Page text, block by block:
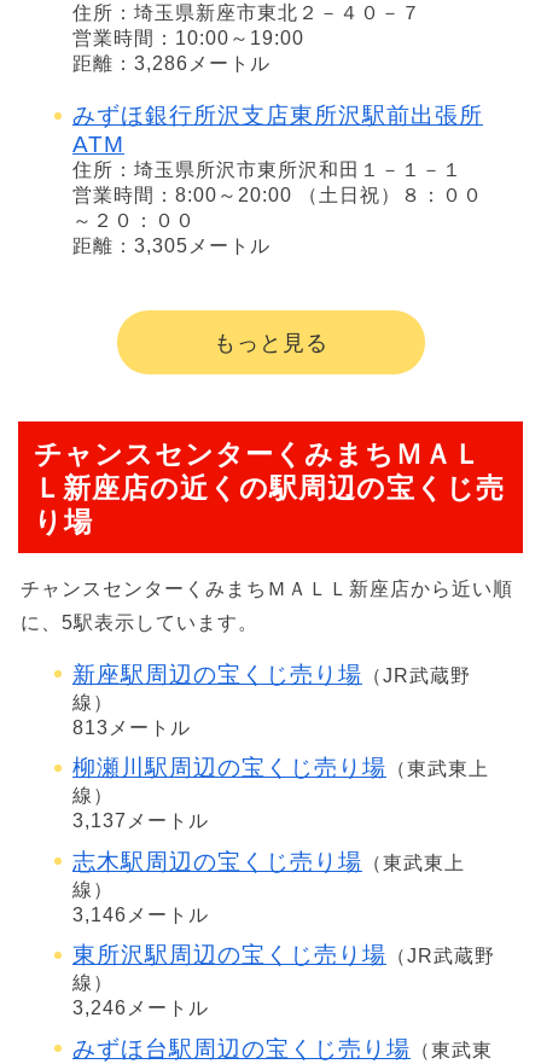
住所：埼玉県新座市東北２－４０－７
営業時間：10:00～19:00
距離：3,286メートル
みずほ銀行所沢支店東所沢駅前出張所
ATM
住所：埼玉県所沢市東所沢和田１－１－１
営業時間：8:00～20:00 （土日祝）８：００
～２０：００
距離：3,305メートル
もっと見る
チャンスセンターくみまちＭＡＬ
Ｌ新座店の近くの駅周辺の宝くじ売
り場
チャンスセンターくみまちＭＡＬＬ新座店から近い順
に、5駅表示しています。
新座駅周辺の宝くじ売り場 （JR武蔵野
線）
813メートル
柳瀬川駅周辺の宝くじ売り場 （東武東上
線）
3,137メートル
志木駅周辺の宝くじ売り場 （東武東上
線）
3,146メートル
東所沢駅周辺の宝くじ売り場 （JR武蔵野
線）
3,246メートル
みずほ台駅周辺の宝くじ売り場 （東武東